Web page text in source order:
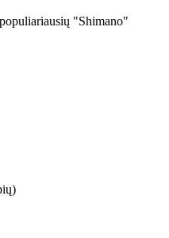
"Shimano"